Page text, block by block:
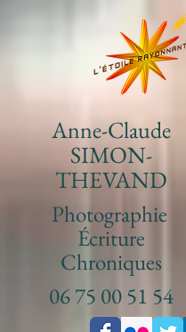
Anne-Claude
SIMON-
THEVAND
Photographie
Écriture
Chroniques
06 75 00 51 54